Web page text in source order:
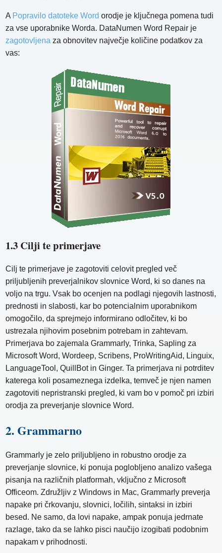
A Popravilo datoteke Word orodje je ključnega pomena tudi
za vse uporabnike Worda. DataNumen Word Repair je
zagotovljena za obnovitev največje količine podatkov za
vas:
1.3 Cilji te primerjave
Cilj te primerjave je zagotoviti celovit pregled več
priljubljenih preverjalnikov slovnice Word, ki so danes na
voljo na trgu. Vsak bo ocenjen na podlagi njegovih lastnosti,
prednosti in slabosti, kar bo potencialnim uporabnikom
omogočilo, da sprejmejo informirano odločitev, ki bo
ustrezala njihovim posebnim potrebam in zahtevam.
Primerjava bo zajemala Grammarly, Trinka, Sapling za
Microsoft Word, Wordeep, Scribens, ProWritingAid, Linguix,
LanguageTool, QuillBot in Ginger. Ta primerjava ni potrditev
katerega koli posameznega izdelka, temveč je njen namen
zagotoviti nepristranski pregled, ki vam bo v pomoč pri izbiri
orodja za preverjanje slovnice Word.
2. Grammarno
Grammarly je zelo priljubljeno in robustno orodje za
preverjanje slovnice, ki ponuja poglobljeno analizo vašega
pisanja na različnih platformah, vključno z Microsoft
Officeom. Združljiv z Windows in Mac, Grammarly preverja
napake pri črkovanju, slovnici, ločilih, sintaksi in izbiri
besed. Ne samo, da lovi napake, ampak ponuja jedrnate
razlage, tako da se lahko pisci naučijo izogibati podobnim
napakam v prihodnosti.